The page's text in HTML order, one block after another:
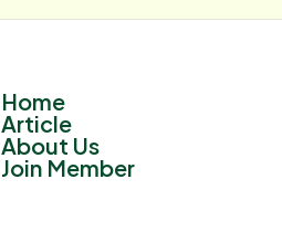
Home
Article
About Us
Join Member